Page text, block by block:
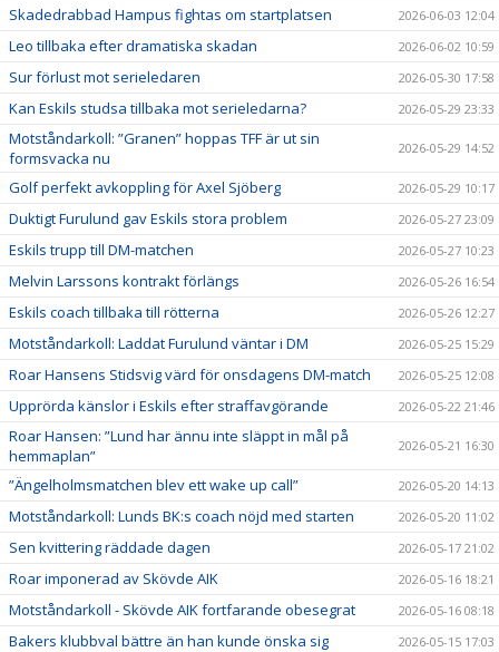
Skadedrabbad Hampus fightas om startplatsen 2026-06-03 12:04
Leo tillbaka efter dramatiska skadan 2026-06-02 10:59
Sur förlust mot serieledaren 2026-05-30 17:58
Kan Eskils studsa tillbaka mot serieledarna? 2026-05-29 23:33
Motståndarkoll: ”Granen” hoppas TFF är ut sin
formsvacka nu
2026-05-29 14:52
Golf perfekt avkoppling för Axel Sjöberg 2026-05-29 10:17
Duktigt Furulund gav Eskils stora problem 2026-05-27 23:09
Eskils trupp till DM-matchen 2026-05-27 10:23
Melvin Larssons kontrakt förlängs 2026-05-26 16:54
Eskils coach tillbaka till rötterna 2026-05-26 12:27
Motståndarkoll: Laddat Furulund väntar i DM 2026-05-25 15:29
Roar Hansens Stidsvig värd för onsdagens DM-match 2026-05-25 12:08
Upprörda känslor i Eskils efter straffavgörande 2026-05-22 21:46
Roar Hansen: ”Lund har ännu inte släppt in mål på
hemmaplan”
2026-05-21 16:30
”Ängelholmsmatchen blev ett wake up call” 2026-05-20 14:13
Motståndarkoll: Lunds BK:s coach nöjd med starten 2026-05-20 11:02
Sen kvittering räddade dagen 2026-05-17 21:02
Roar imponerad av Skövde AIK 2026-05-16 18:21
Motståndarkoll - Skövde AIK fortfarande obesegrat 2026-05-16 08:18
Bakers klubbval bättre än han kunde önska sig 2026-05-15 17:03